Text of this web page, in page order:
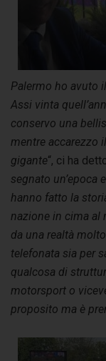
Palermo ho avuto
Assi vinta
conservo una
mentre accarezzo
gigante“, ci ha
segnato
hanno fatto la
nazione in cima al
da una realtà
telefonata sia per
qualcosa di
motorsport o
proposito ma è